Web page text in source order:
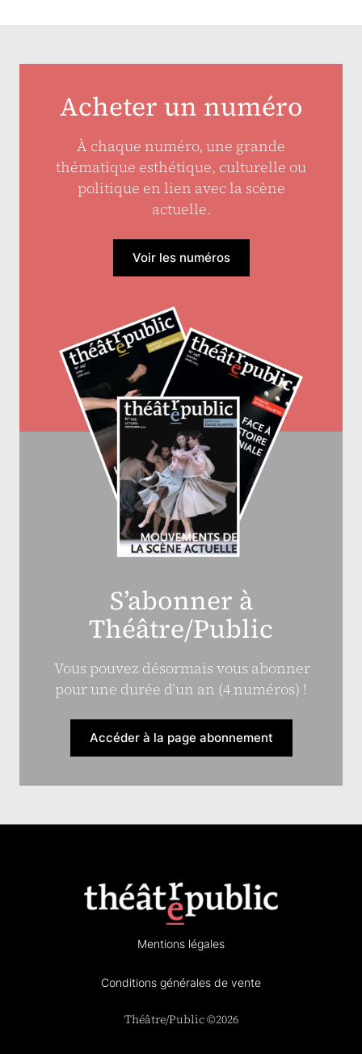
Acheter un numéro
À chaque numéro, une grande
thématique esthétique, culturelle ou
politique en lien avec la scène
actuelle.
Voir les numéros
S’abonner à
Théâtre/Public
Vous pouvez désormais vous abonner
pour une durée d’un an (4 numéros) !
Accéder à la page abonnement
Mentions légales
Conditions générales de vente
Théâtre/Public ©2026